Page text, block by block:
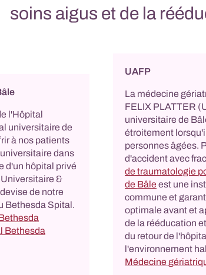
soins aigus et de la
l'Hôpital
universitaire de
à nos patients
dans
d'un hôpital privé
&
de notre
Bethesda Spital.
Bethesda
UAFP
La médecine
FELIX PLATTER
universitaire de
étroitement
personnes âgées.
d'accident avec
de traumatologie
de Bâleest une
commune et
optimale avant et
de la rééducation
du retour de
l'environnement
Médecine